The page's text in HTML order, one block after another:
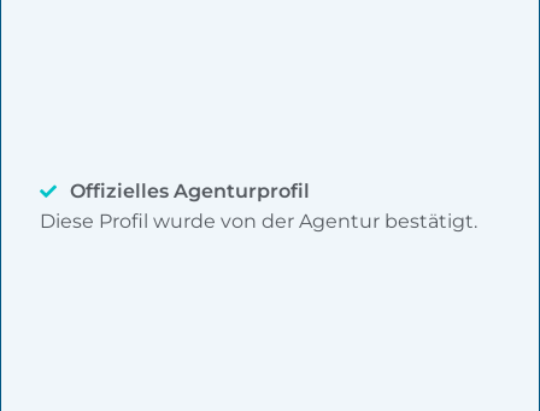
Offizielles Agenturprofil
Diese Profil wurde von der Agentur bestätigt.